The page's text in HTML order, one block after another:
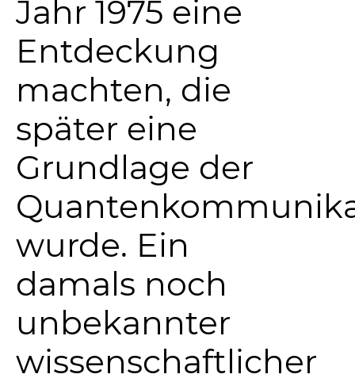
Jahr 1975 eine
Entdeckung
machten, die
später eine
Grundlage der
wurde. Ein
damals noch
unbekannter
wissenschaftlicher